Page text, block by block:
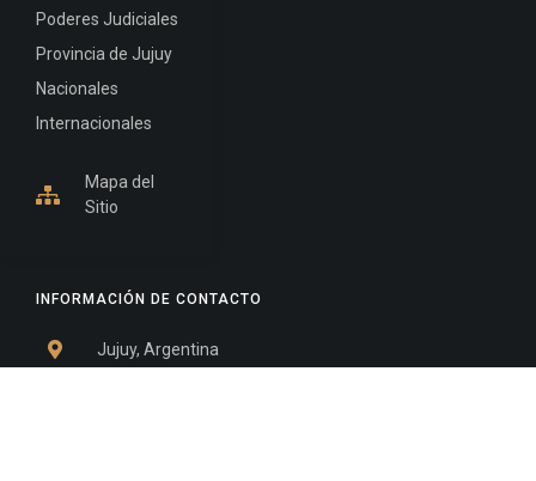
INFORMACIÓN DE CONTACTO
Jujuy, Argentina
Poderes Judiciales
Provincia de Jujuy
Nacionales
Internacionales
Mapa del
Sitio